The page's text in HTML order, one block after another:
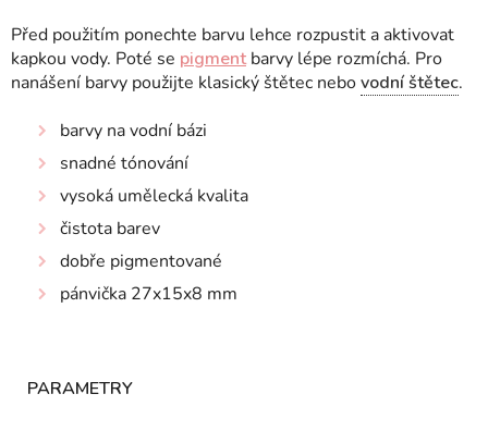
Před použitím ponechte barvu lehce rozpustit a aktivovat
kapkou vody. Poté se pigmentbarvy lépe rozmíchá. Pro
nanášení barvy použijte klasický štětec nebovodní štětec.
barvy na vodní bázi
snadné tónování
vysoká umělecká kvalita
čistota barev
dobře pigmentované
pánvička 27x15x8 mm